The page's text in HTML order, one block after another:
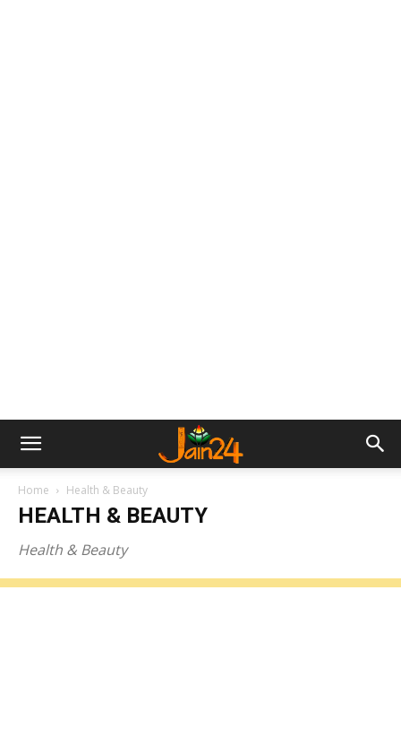
Home Health & Beauty
HEALTH & BEAUTY
Health & Beauty